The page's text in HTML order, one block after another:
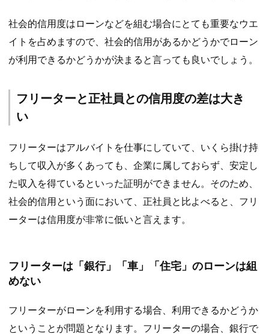
社会的信用度はローンなどを組む場合にとても重要なウエ
イトを占めますので、社会的信用があるかどうかでローン
が利用できるかどうかが決まると言っても良いでしょう。
フリーターと正社員との信用度の差は大き
い
フリーターはアルバイトを仕事にしていて、いくら掛け持
ちして収入が多くあっても、企業に属しておらず、安定し
た収入を得ているといった証明ができません。そのため、
社会的信用という面において、正社員と比よべると、フリ
ーターは信用度が非常に低いと言えます。
フリーターは「銀行」「車」「住宅」のローンは組
めない
フリーターがローンを利用する場合、利用できるかどうか
ということが問題となります。フリーターの場合、銀行で